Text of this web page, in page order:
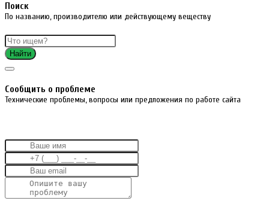
Поиск
По названию, производителю или действующему веществу
Найти
Cообщить о проблеме
Технические проблемы, вопросы или предложения по работе сайта